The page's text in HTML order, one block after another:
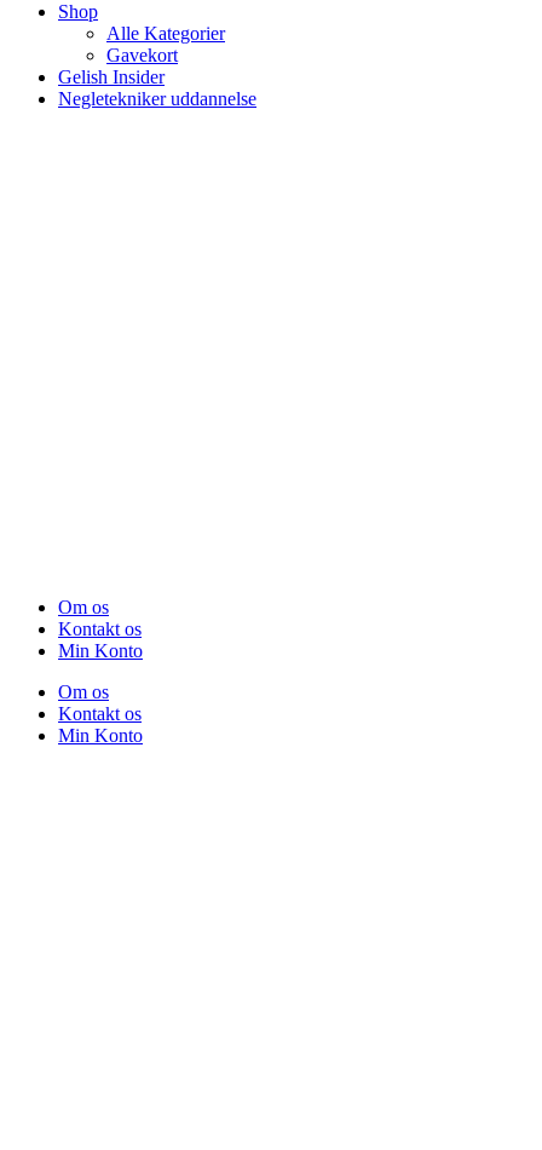
Shop
Alle Kategorier
Gavekort
Gelish Insider
Negletekniker uddannelse
Om os
Kontakt os
Min Konto
Om os
Kontakt os
Min Konto